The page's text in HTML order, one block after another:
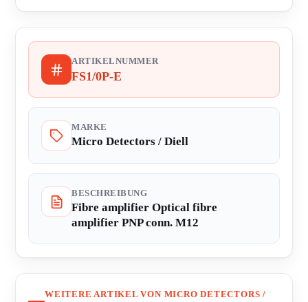
ARTIKELNUMMER
FS1/0P-E
MARKE
Micro Detectors / Diell
BESCHREIBUNG
Fibre amplifier Optical fibre
amplifier PNP conn. M12
WEITERE ARTIKEL VON MICRO DETECTORS /